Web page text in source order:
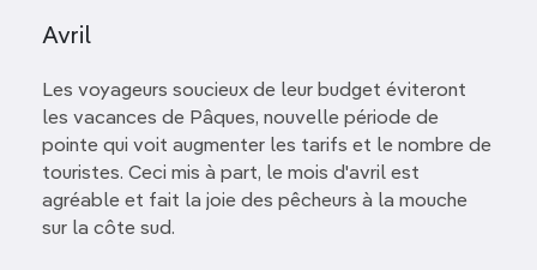
Avril
Les voyageurs soucieux de leur budget éviteront
les vacances de Pâques, nouvelle période de
pointe qui voit augmenter les tarifs et le nombre de
touristes. Ceci mis à part, le mois d'avril est
agréable et fait la joie des pêcheurs à la mouche
sur la côte sud.